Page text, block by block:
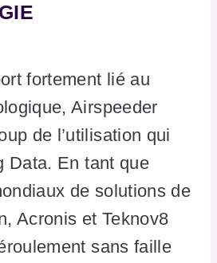
fortement lié au
Airspeeder
de l’utilisation qui
Data. En tant que
de solutions de
Acronis et Teknov8
sans faille